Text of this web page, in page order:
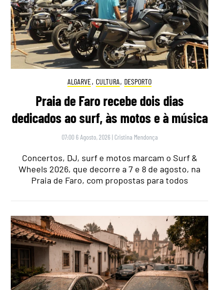
ALGARVE, CULTURA, DESPORTO
Praia de Faro recebe dois dias
dedicados ao surf, às motos e à música
07:00 6 Agosto, 2026 | Cristina Mendonça
Concertos, DJ, surf e motos marcam o Surf &
Wheels 2026, que decorre a 7 e 8 de agosto, na
Praia de Faro, com propostas para todos